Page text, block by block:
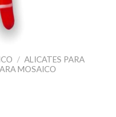
/ ALICATES PARA
MOSAICO